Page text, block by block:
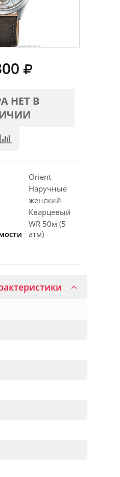
НЕТ В
Orient
Наручные
женский
Кварцевый
WR 50м (5
атм)